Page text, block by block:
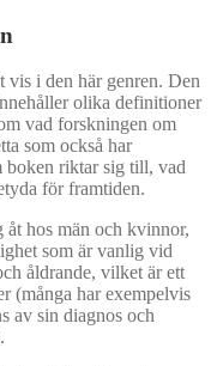
i den här genren. Den
olika definitioner
vad forskningen om
som också har
boken riktar sig till, vad
för framtiden.
åt hos män och kvinnor,
som är vanlig vid
åldrande, vilket är ett
(många har exempelvis
av sin diagnos och